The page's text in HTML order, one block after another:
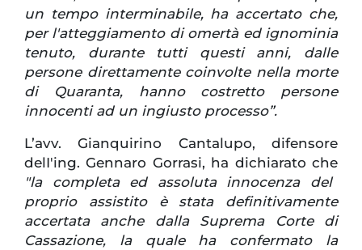
un tempo interminabile, ha accertato che,
per l'atteggiamento di omertà ed ignominia
tenuto, durante tutti questi anni, dalle
persone direttamente coinvolte nella morte
di Quaranta, hanno costretto persone
innocenti ad un ingiusto processo”.
L’avv. Gianquirino Cantalupo, difensore
delI'ing. Gennaro Gorrasi, ha dichiarato che
"la completa ed assoluta innocenza del
proprio assistito è stata definitivamente
accertata anche dalla Suprema Corte di
Cassazione, la quale ha confermato la